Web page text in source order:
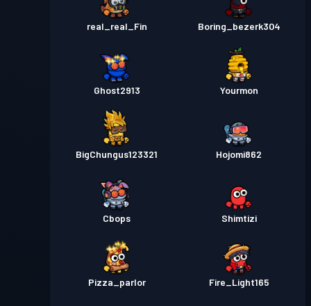
real_real_Fin Boring_bezerk304
Ghost2913 Yourmon
BigChungus123321 Hojomi862
Cbops Shimtizi
Pizza_parlor Fire_Light165